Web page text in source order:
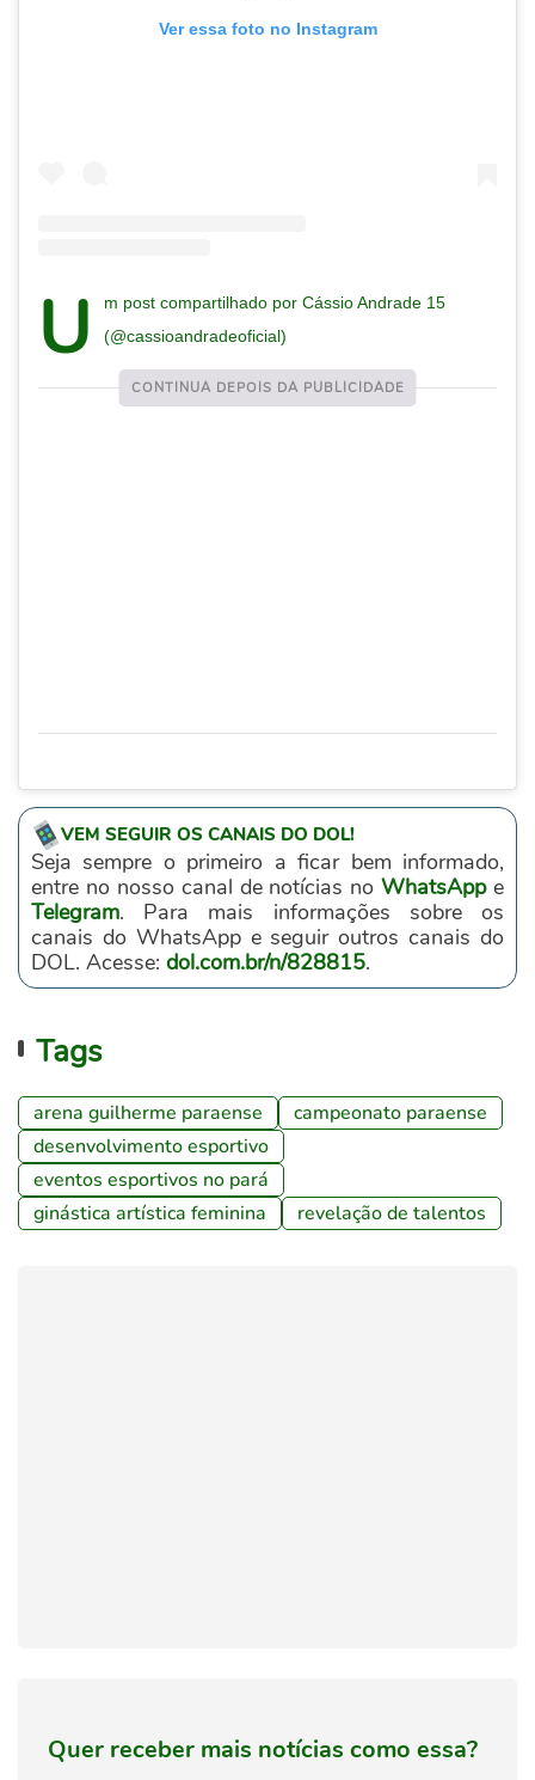
Ver essa foto no Instagram
Um post compartilhado por Cássio Andrade 15
(@cassioandradeoficial)
VEM SEGUIR OS CANAIS DO DOL!
Seja sempre o primeiro a ficar bem informado,
entre no nosso canal de notícias noWhatsAppe
Telegram. Para mais informações sobre os
canais do WhatsApp e seguir outros canais do
DOL. Acesse: dol.com.br/n/828815.
Tags
arena guilherme paraense
campeonato paraense
desenvolvimento esportivo
eventos esportivos no pará
ginástica artística feminina
revelação de talentos
Quer receber mais notícias como essa?